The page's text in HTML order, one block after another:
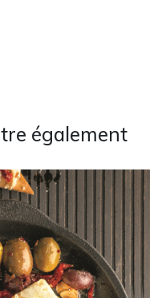
également